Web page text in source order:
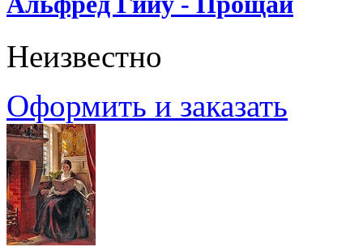
Неизвестно
Оформить и заказать